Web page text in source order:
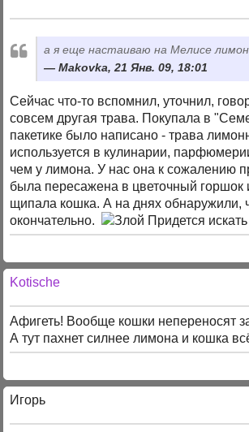
а я еще настаиваю на Мелисе
Makovka, 21 Янв. 09, 18:01
Сейчас что-то вспомнил, уточнил,
совсем другая трава. Покупала в
пакетике было написано - трава
используется в кулинарии,
чем у лимона. У нас она к сожалению
была пересажена в цветочный горшок
щипала кошка. А на днях обнаружили,
окончательно.
Придется
Kotische
Афигеть! Вообще кошки непереносят
А тут пахнет силнее лимона и кошка
Игорь